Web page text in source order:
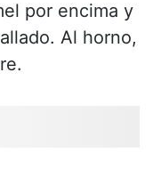
por encima y
Al horno,